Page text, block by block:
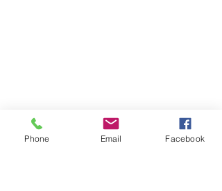
Phone Email Facebook